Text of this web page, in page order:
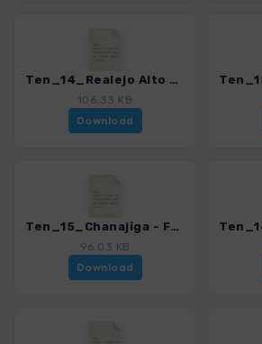
Ten_14_Realejo Alto - Chanajiga.gpx
106.33 KB
Download
Ten_15_Chanajiga - Fortaleza.gpx
96.03 KB
Download